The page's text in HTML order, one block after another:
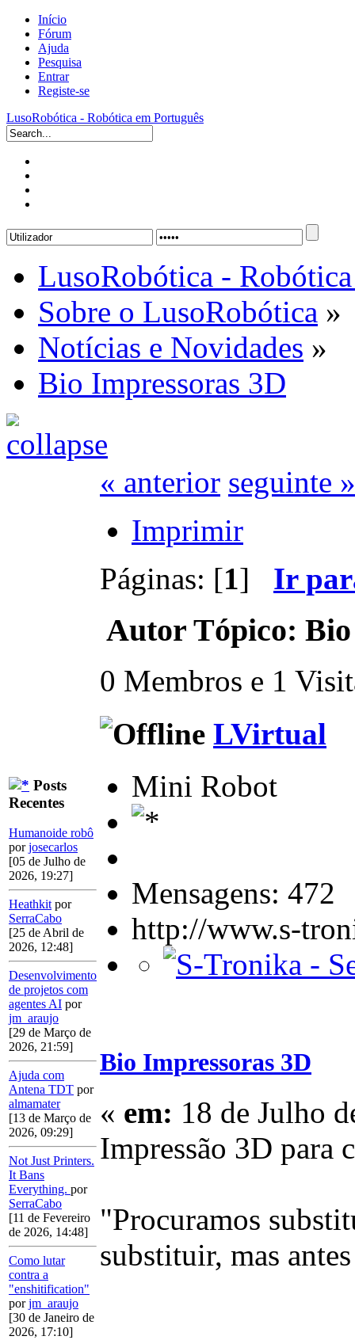
Início
Fórum
Ajuda
Pesquisa
Entrar
Registe-se
LusoRobótica - Robótica em Português
LusoRobótica -
Sobre o LusoRobótica »
Notícias e Novidades »
Bio Impressoras 3D
Posts
Recentes
Humanoide robô
porjosecarlos
[05 de Julho de
2026, 19:27]
Heathkit por
SerraCabo
[25 de Abril de
2026, 12:48]
Desenvolvimento
de projetos com
agentes AI por
jm_araujo
[29 de Março de
2026, 21:59]
Ajuda com
Antena TDT por
almamater
[13 de Março de
2026, 09:29]
Not Just Printers.
It Bans
Everything. por
SerraCabo
[11 de Fevereiro
de 2026, 14:48]
Como lutar
contra a
"enshitification"
porjm_araujo
[30 de Janeiro de
2026, 17:10]
« anterior seguinte »
Imprimir
Páginas: [1] Ir
Autor Tópico:
0 Membros e 1
LVirtual
Mini Robot
Mensagens: 472
http://www.s-
Bio Impressoras 3D
« em: 18 de Julho
Impressão 3D para
"Procuramos
substituir, mas